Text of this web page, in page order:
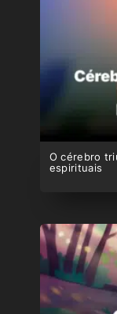
O cérebro
espirituais